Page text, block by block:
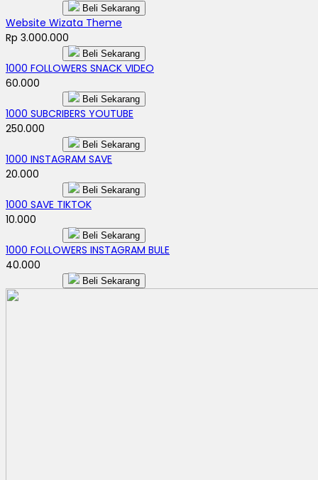
Beli Sekarang
Website Wizata Theme
Rp 3.000.000
Beli Sekarang
1000 FOLLOWERS SNACK VIDEO
60.000
Beli Sekarang
1000 SUBCRIBERS YOUTUBE
250.000
Beli Sekarang
1000 INSTAGRAM SAVE
20.000
Beli Sekarang
1000 SAVE TIKTOK
10.000
Beli Sekarang
1000 FOLLOWERS INSTAGRAM BULE
40.000
Beli Sekarang